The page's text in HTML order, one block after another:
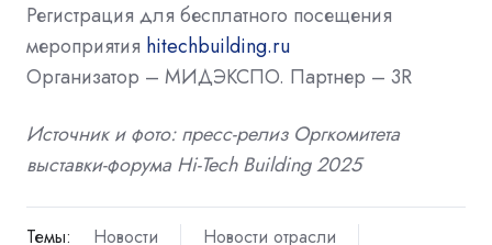
Регистрация для бесплатного посещения
мероприятия hitechbuilding.ru
Организатор – МИДЭКСПО. Партнер – 3R
Источник и фото: пресс-релиз Оргкомитета
выставки-форума Hi-Tech Building 2025
Темы: Новости Новости отрасли